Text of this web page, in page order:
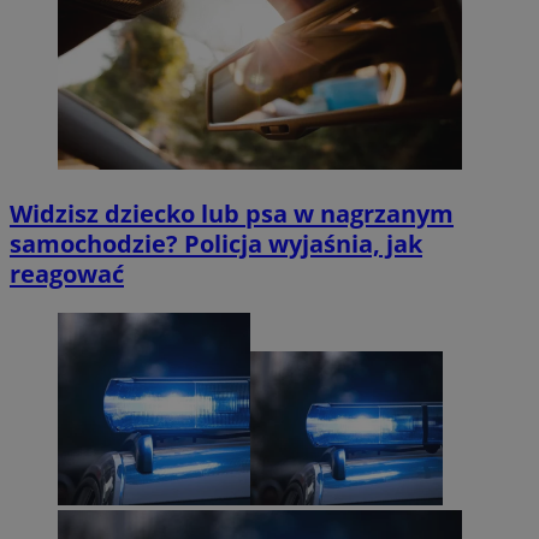
Widzisz dziecko lub psa w nagrzanym
samochodzie? Policja wyjaśnia, jak
reagować